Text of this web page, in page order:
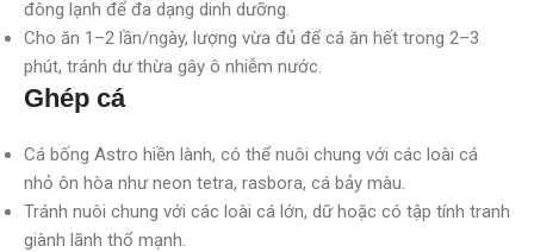
đông lạnh để đa dạng dinh dưỡng.
Cho ăn 1–2 lần/ngày, lượng vừa đủ để cá ăn hết trong 2–3
phút, tránh dư thừa gây ô nhiễm nước.
Ghép cá
Cá bống Astro hiền lành, có thể nuôi chung với các loài cá
nhỏ ôn hòa như neon tetra, rasbora, cá bảy màu.
Tránh nuôi chung với các loài cá lớn, dữ hoặc có tập tính tranh
giành lãnh thổ mạnh.